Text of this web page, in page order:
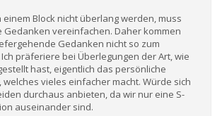
einem Block nicht überlang werden, muss
Gedanken vereinfachen. Daher kommen
Gedanken nicht so zum
präferiere bei Überlegungen der Art, wie
hast, eigentlich das persönliche
welches vieles einfacher macht. Würde sich
durchaus anbieten, da wir nur eine S-
auseinander sind.